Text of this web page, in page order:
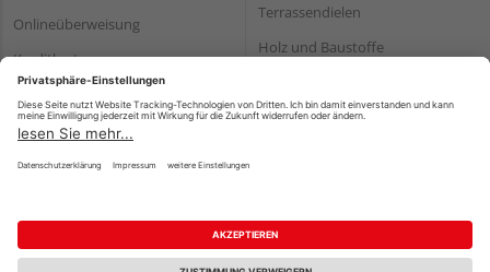
Onlineüberweisung
Kreditkarte
*Bonität vorausgesetzt
Terrassendielen
Holz und Baustoffe
Impressum Datenschutz AGB
Barrierefreiheitserklärung
Vertrag widerrufen